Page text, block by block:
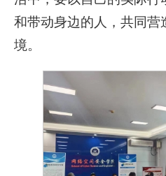
和带动身边的人，共同营
境。